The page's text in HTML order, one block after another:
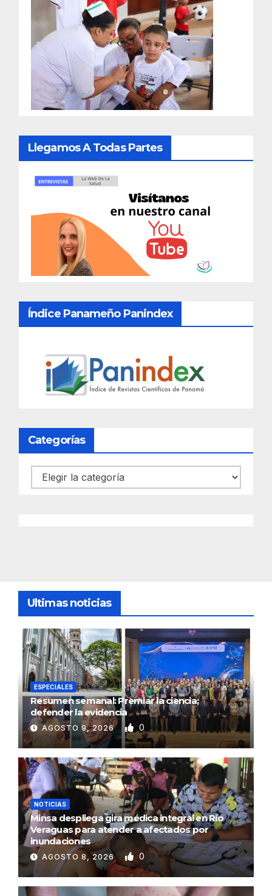
Llegamos A Todas Partes
Índice Panameño Panindex
Categorías
Categorías
Ultimas noticias
ESPECIALES
Resumen semanal: Premiar la ciencia;
defender la evidencia
AGOSTO 9, 2026 0
NOTICIAS
Minsa despliega gira médica integral en Río
Veraguas para atender a afectados por
inundaciones
AGOSTO 8, 2026 0